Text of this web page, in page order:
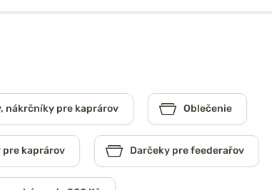
nákrčníky pre kaprárov Oblečenie
pre kaprárov Darčeky pre feederařov